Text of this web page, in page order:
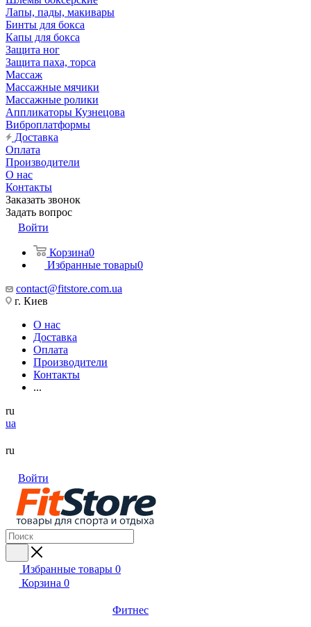
Лапы, пады, макивары
Бинты для бокса
Капы для бокса
Защита ног
Защита паха, торса
Массаж
Массажные мячики
Массажные ролики
Аппликаторы Кузнецова
Виброплатформы
Доставка
Оплата
Производители
О нас
Контакты
Заказать звонок
Задать вопрос
Войти
Корзина0
Избранные товары0
contact@fitstore.com.ua
г. Киев
О нас
Доставка
Оплата
Производители
Контакты
...
ru
ua
ru
Войти
Избранные товары 0
Корзина 0
Фитнес